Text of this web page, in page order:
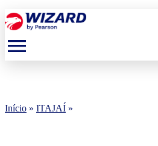
menu
Início » ITAJAÍ »